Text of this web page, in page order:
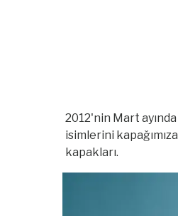
2012'nin Mart
isimlerini
kapakları.